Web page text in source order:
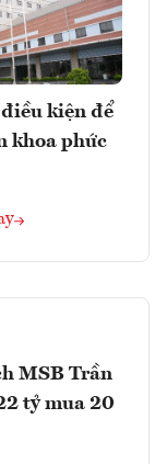
kiện để
khoa phức
MSB Trần
tỷ mua 20